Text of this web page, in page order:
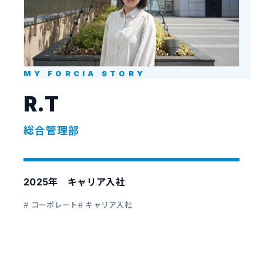
MY FORCIA STORY
R.T
総合管理部
2025年 キャリア入社
# コーポレート# キャリア入社